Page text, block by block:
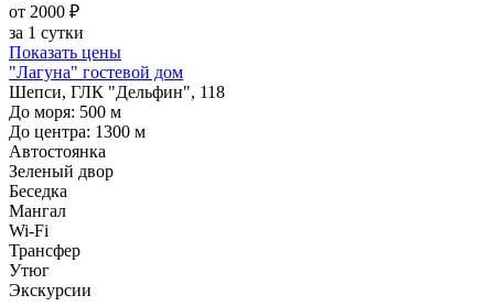
от 2000 ₽
за 1 сутки
Показать цены
"Лагуна" гостевой дом
Шепси, ГЛК "Дельфин", 118
До моря: 500 м
До центра: 1300 м
Автостоянка
Зеленый двор
Беседка
Мангал
Wi-Fi
Трансфер
Утюг
Экскурсии